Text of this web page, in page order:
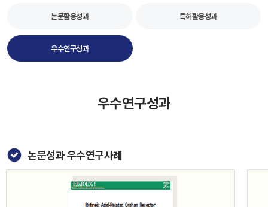
논문활용성과 특허활용성과
우수연구성과
우수연구성과
논문성과 우수연구사례